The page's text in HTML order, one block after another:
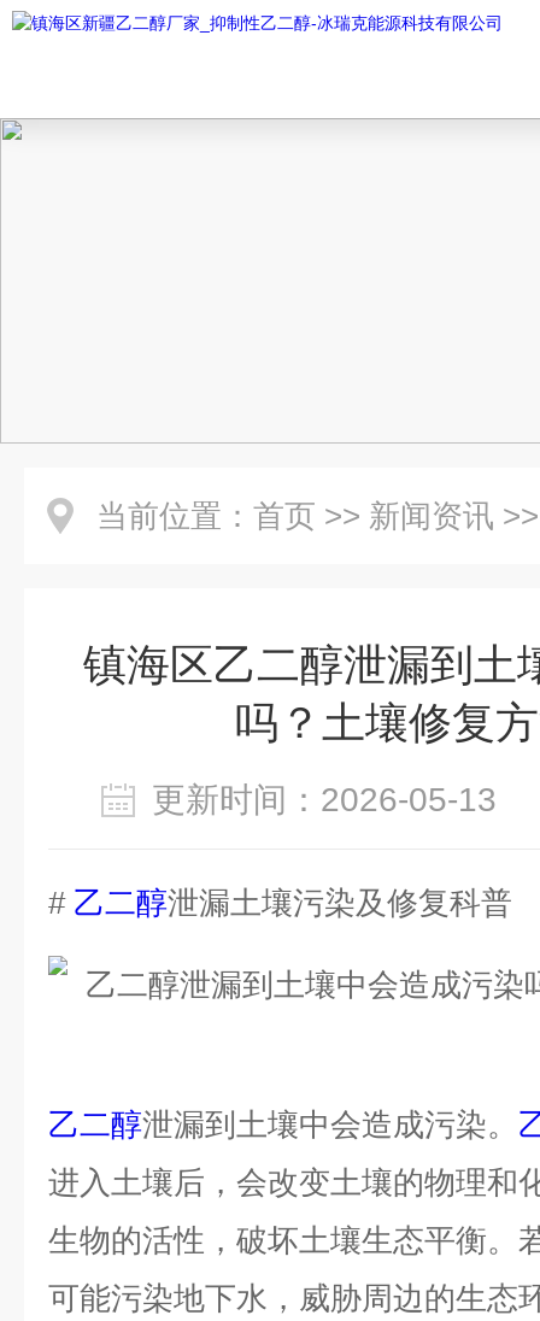
当前位置： 首页 >> 新闻资讯
镇海区乙二醇泄漏到土
吗？土壤修复
更新时间：2026-05-
# 乙二醇泄漏土壤污染及修复科普
乙二醇泄漏到土壤中会造成污染。
进入土壤后，会改变土壤的物理和
生物的活性，破坏土壤生态平衡。
可能污染地下水，威胁周边的生态